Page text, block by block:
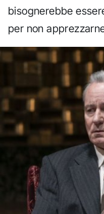
bisognerebbe
per non